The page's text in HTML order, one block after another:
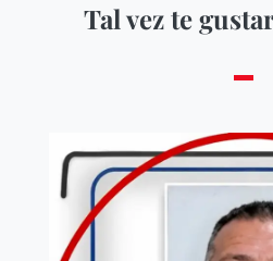
Tal vez te